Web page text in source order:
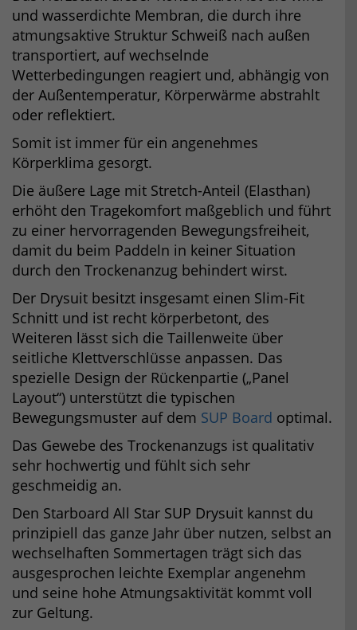
und wasserdichte Membran, die durch ihre
atmungsaktive Struktur Schweiß nach außen
transportiert, auf wechselnde
Wetterbedingungen reagiert und, abhängig von
der Außentemperatur, Körperwärme abstrahlt
oder reflektiert.
Somit ist immer für ein angenehmes
Körperklima gesorgt.
Die äußere Lage mit Stretch-Anteil (Elasthan)
erhöht den Tragekomfort maßgeblich und führt
zu einer hervorragenden Bewegungsfreiheit,
damit du beim Paddeln in keiner Situation
durch den Trockenanzug behindert wirst.
Der Drysuit besitzt insgesamt einen Slim-Fit
Schnitt und ist recht körperbetont, des
Weiteren lässt sich die Taillenweite über
seitliche Klettverschlüsse anpassen. Das
spezielle Design der Rückenpartie („Panel
Layout“) unterstützt die typischen
Bewegungsmuster auf dem SUP Board optimal.
Das Gewebe des Trockenanzugs ist qualitativ
sehr hochwertig und fühlt sich sehr
geschmeidig an.
Den Starboard All Star SUP Drysuit kannst du
prinzipiell das ganze Jahr über nutzen, selbst an
wechselhaften Sommertagen trägt sich das
ausgesprochen leichte Exemplar angenehm
und seine hohe Atmungsaktivität kommt voll
zur Geltung.